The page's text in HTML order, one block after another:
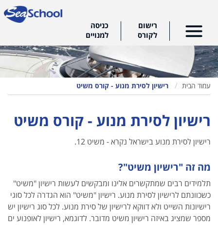
כניסה
למנויים
רישום
לקורס
עמוד הבית רישיון לסירת מנוע - קורס משיט
רישיון לסירת מנוע - קורס משיט
רישיון לסירת מנוע בישראל נקרא - משיט 12.
מה זה "רישיון משיט"?
תלמידים רבים שמתקשרים אלינו ומבקשים לעשות רישיון "משיט"
כשכוונתם לרישיון לסירת מנוע. רישיון "משיט" הוא הגדרה לכל סוגי
רישיונות השייט ולא דווקא לרישיון של סירת מנוע. לכל סוג רישיון יש
מספר שמציג באיזה רישיון משיט מדובר. לדוגמא, רישיון לאופנוע ים